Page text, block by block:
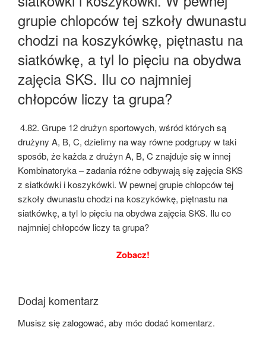
grupie chlopców tej szkoły dwunastu
chodzi na koszykówkę, piętnastu na
siatkówkę, a tyl lo pięciu na obydwa
zajęcia SKS. Ilu co najmniej
chłopców liczy ta grupa?
4.82. Grupe 12 drużyn sportowych, wśród których są
drużyny A, B, C, dzielimy na way równe podgrupy w taki
sposób, że każda z drużyn A, B, C znajduje się w innej
Kombinatoryka – zadania różne odbywają się zajęcia SKS
z siatkówki i koszykówki. W pewnej grupie chlopców tej
szkoły dwunastu chodzi na koszykówkę, piętnastu na
siatkówkę, a tyl lo pięciu na obydwa zajęcia SKS. Ilu co
najmniej chłopców liczy ta grupa?
Zobacz!
Dodaj komentarz
Musisz sięzalogować, aby móc dodać komentarz.